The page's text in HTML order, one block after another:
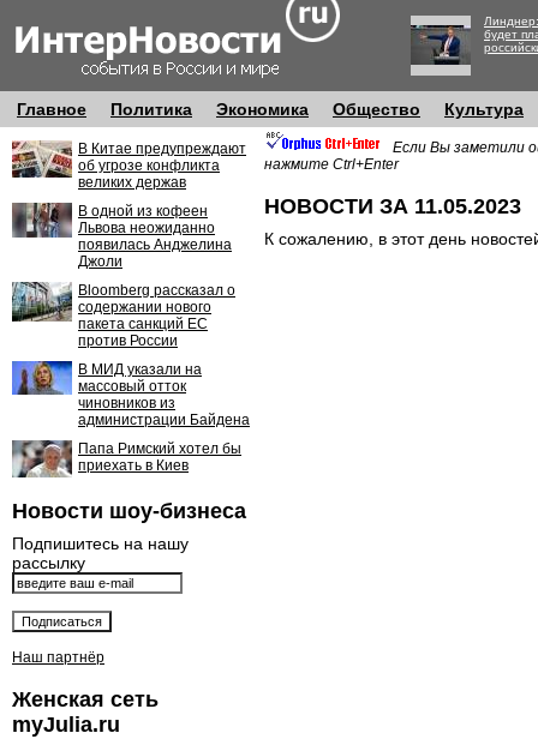
будет
Главное Политика Экономика Общество Культура
В Китае предупреждают
об угрозе конфликта
великих держав
В одной из кофеен
Львова неожиданно
появилась Анджелина
Джоли
Bloomberg рассказал о
содержании нового
пакета санкций ЕС
против России
В МИД указали на
массовый отток
чиновников из
администрации Байдена
Папа Римский хотел бы
приехать в Киев
Новости шоу-бизнеса
Подпишитесь на нашу
рассылку
Наш партнёр
Женская сеть
myJulia.ru
Если Вы заметили
нажмите Ctrl+Enter
НОВОСТИ ЗА 11.05.2023
К сожалению, в этот день